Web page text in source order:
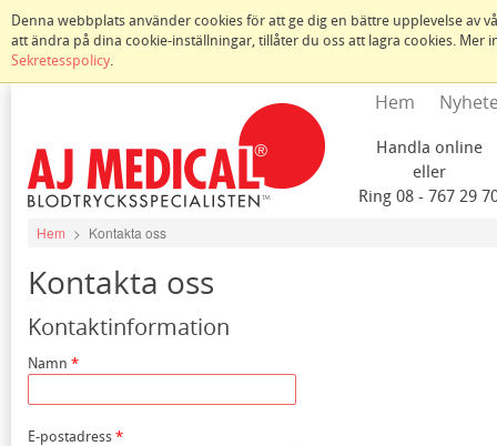
Denna webbplats använder cookies för att ge dig en bättre upplevelse av
att ändra på dina cookie-inställningar, tillåter du oss att lagra cookies.
Sekretesspolicy.
Hem
Handla online
eller
Ring 08 - 767 29
Hem > Kontakta oss
Kontakta oss
Kontaktinformation
Namn
E-postadress